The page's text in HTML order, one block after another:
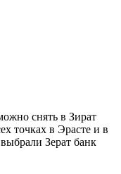
снять в Зират
точках в Эрасте и в
Зерат банк